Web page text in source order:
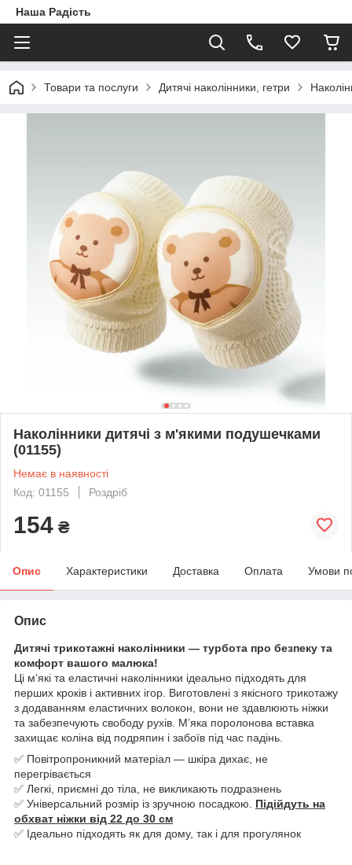
Наша Радість
Товари та послуги Дитячі наколінники, гетри
Наколінники дитячі з м'якими подушечками
(01155)
Немає в наявності
Код: 01155
Роздріб
154 ₴
Опис Характеристики Доставка Оплата Умови
Опис
Дитячі трикотажні наколінники — турбота про безпеку та
комфорт вашого малюка!
Ці м’які та еластичні наколінники ідеально підходять для
перших кроків і активних ігор. Виготовлені з якісного трикотажу
з додаванням еластичних волокон, вони не здавлюють ніжки
та забезпечують свободу рухів. М’яка поролонова вставка
захищає коліна від подряпин і забоїв під час падінь.
✅ Повітропроникний матеріал — шкіра дихає, не
перегрівається
✅ Легкі, приємні до тіла, не викликають подразнень
✅ Універсальний розмір із зручною посадкою. Підійдуть на
обхват ніжки від 22 до 30 см
✅ Ідеально підходять як для дому, так і для прогулянок